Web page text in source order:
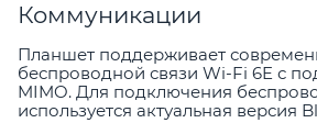
Коммуникации
Планшет поддерживает
беспроводной связи Wi-Fi 6E с
MIMO. Для подключения
используется актуальная версия